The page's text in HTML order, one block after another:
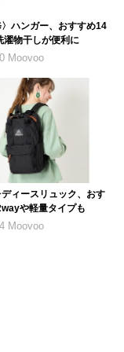
〉ハンガー、おすすめ14
濯物干しが便利に
Moovoo
ィースリュック、おす
や軽量タイプも
Moovoo